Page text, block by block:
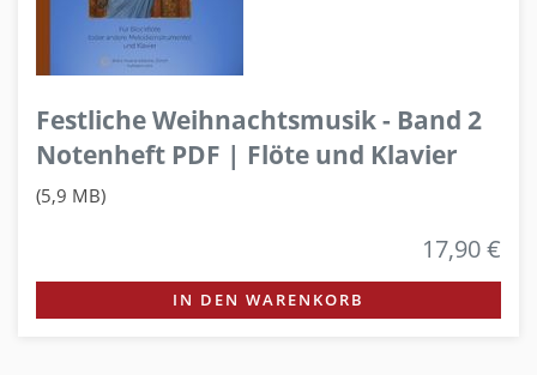
Festliche Weihnachtsmusik - Band 2
Notenheft PDF | Flöte und Klavier
(5,9 MB)
17,90 €
IN DEN WARENKORB